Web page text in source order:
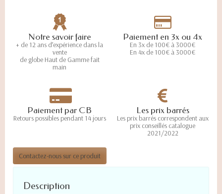
Notre savoir faire
+ de 12 ans d’expérience dans la
vente
de globe Haut de Gamme fait
main
Paiement en 3x ou 4x
En 3x de 100€ à 3000€
En 4x de 100€ à 3000€
Paiement par CB
Retours possibles pendant 14 jours
Les prix barrés
Les prix barrés correspondent aux
prix conseillés catalogue
2021/2022
Contactez-nous sur ce produit
Description